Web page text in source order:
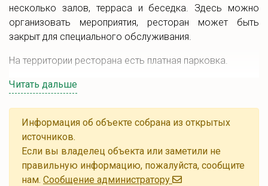
несколько залов, терраса и беседка. Здесь можно
организовать мероприятия, ресторан может быть
закрыт для специального обслуживания.
На территории ресторана есть платная парковка.
Читать дальше
Информация об объекте собрана из открытых
источников.
Если вы владелец объекта или заметили не
правильную информацию, пожалуйста, сообщите
нам. Cообщение администратору